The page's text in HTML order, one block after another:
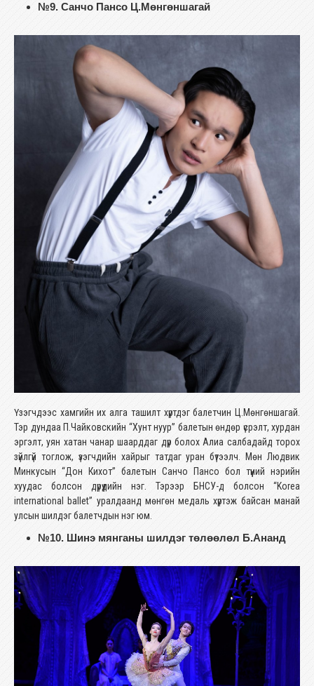
№9. Санчо Пансо Ц.Мөнгөншагай
Үзэгчдээс хамгийн их алга ташилт хүртдэг балетчин Ц.Мөнгөншагай.
Тэр дундаа П.Чайковскийн “Хунт нуур” балетын өндөр үсрэлт, хурдан
эргэлт, уян хатан чанар шаарддаг дүр болох Алиа салбадайд торох
зүйлгүй тоглож, үзэгчдийн хайрыг татдаг уран бүтээлч. Мөн Людвик
Минкусын “Дон Кихот” балетын Санчо Пансо бол түүний нэрийн
хуудас болсон дүрүүдийн нэг. Тэрээр БНСУ-д болсон “Korea
international ballet” уралдаанд мөнгөн медаль хүртэж байсан манай
улсын шилдэг балетчдын нэг юм.
№10. Шинэ мянганы шилдэг төлөөлөл Б.Ананд